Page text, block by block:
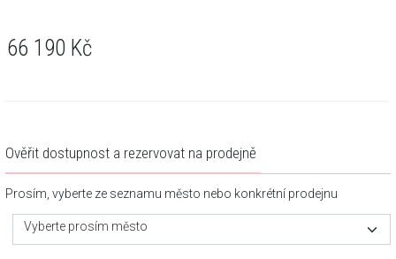
66 190 Kč
Ověřit dostupnost a rezervovat na prodejně
Prosím, vyberte ze seznamu město nebo konkrétní prodejnu
Vyberte prosím město